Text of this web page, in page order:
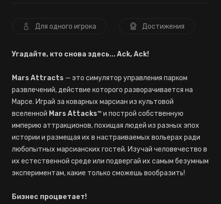
Для одного игрока Достижения
Угадайте, кто снова здесь... Ack, Ack!
Mars Attracts — это симулятор управления парком
развлечений, действие которого разворачивается на
Марсе. Играй за коварных марсиан из культовой
вселенной Mars Attacks™ и построй собственную
империю аттракционов, похищая людей из разных эпох
истории и размещая их в настраиваемых вольерах ради
любопытных марсианских гостей. Изучай человечество в
их естественной среде или подвергай их самым безумным
экспериментам, какие только сможешь вообразить!
Бизнес процветает!